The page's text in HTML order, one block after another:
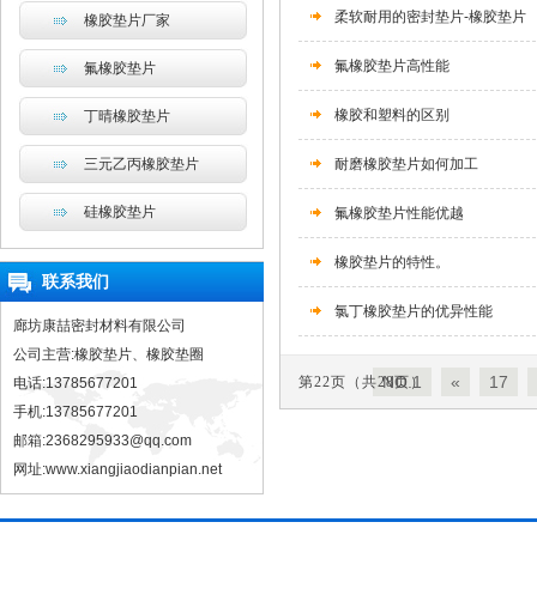
柔软耐用的密封垫片-橡胶垫片
氟橡胶垫片高性能
橡胶和塑料的区别
耐磨橡胶垫片如何加工
氟橡胶垫片性能优越
橡胶垫片的特性。
氯丁橡胶垫片的优异性能
第22页（共28页）
NO.1 « 17
橡胶垫片厂家
氟橡胶垫片
丁晴橡胶垫片
三元乙丙橡胶垫片
硅橡胶垫片
联系我们
廊坊康喆密封材料有限公司
公司主营:橡胶垫片、橡胶垫圈
电话:13785677201
手机:13785677201
邮箱:2368295933@qq.com
网址:www.xiangjiaodianpian.net